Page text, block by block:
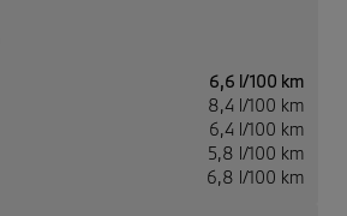
6,6 l/100 km
8,4 l/100 km
6,4 l/100 km
5,8 l/100 km
6,8 l/100 km